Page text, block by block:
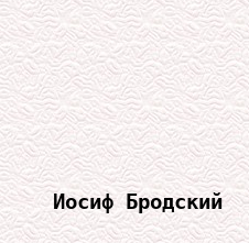
Иосиф Бродский